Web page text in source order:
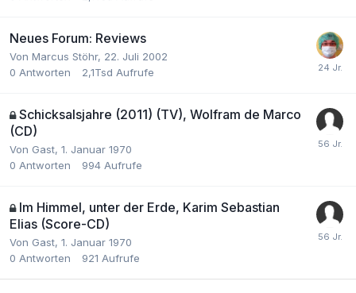
Neues Forum: Reviews
Von Marcus Stöhr, 22. Juli 2002
0 Antworten 2,1Tsd Aufrufe
Schicksalsjahre (2011) (TV), Wolfram de Marco
(CD)
Von Gast, 1. Januar 1970
0 Antworten 994 Aufrufe
Im Himmel, unter der Erde, Karim Sebastian
Elias (Score-CD)
Von Gast, 1. Januar 1970
0 Antworten 921 Aufrufe